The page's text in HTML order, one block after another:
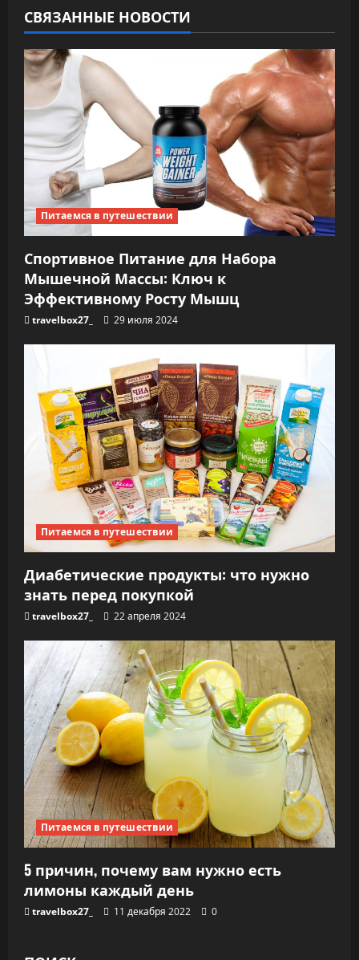
о
з
а
п
и
я
м
СВЯЗАННЫЕ НОВОСТИ
Питаемся в путешествии
Спортивное Питание для Набора
Мышечной Массы: Ключ к
Эффективному Росту Мышц
travelbox27_ 29 июля 2024
Питаемся в путешествии
Диабетические продукты: что нужно
знать перед покупкой
travelbox27_ 22 апреля 2024
Питаемся в путешествии
5 причин, почему вам нужно есть
лимоны каждый день
travelbox27_ 11 декабря 2022 0